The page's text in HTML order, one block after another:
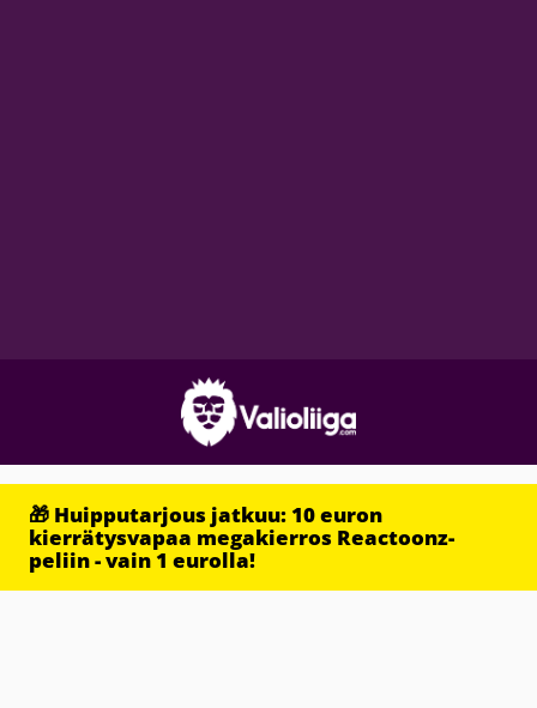
🎁 Huipputarjous jatkuu: 10 euron
kierrätysvapaa megakierros Reactoonz-
peliin - vain 1 eurolla!